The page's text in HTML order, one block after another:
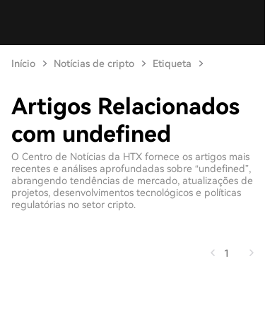
Início Notícias de cripto Etiqueta
Artigos Relacionados
com undefined
O Centro de Notícias da HTX fornece os artigos mais
recentes e análises aprofundadas sobre “undefined”,
abrangendo tendências de mercado, atualizações de
projetos, desenvolvimentos tecnológicos e políticas
regulatórias no setor cripto.
1